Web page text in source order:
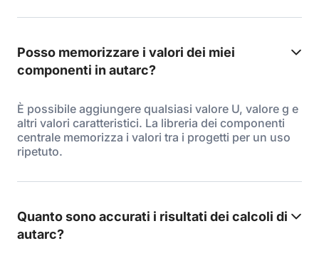
Posso memorizzare i valori dei miei
componenti in autarc?
È possibile aggiungere qualsiasi valore U, valore g e
altri valori caratteristici. La libreria dei componenti
centrale memorizza i valori tra i progetti per un uso
ripetuto.
Quanto sono accurati i risultati dei calcoli di
autarc?